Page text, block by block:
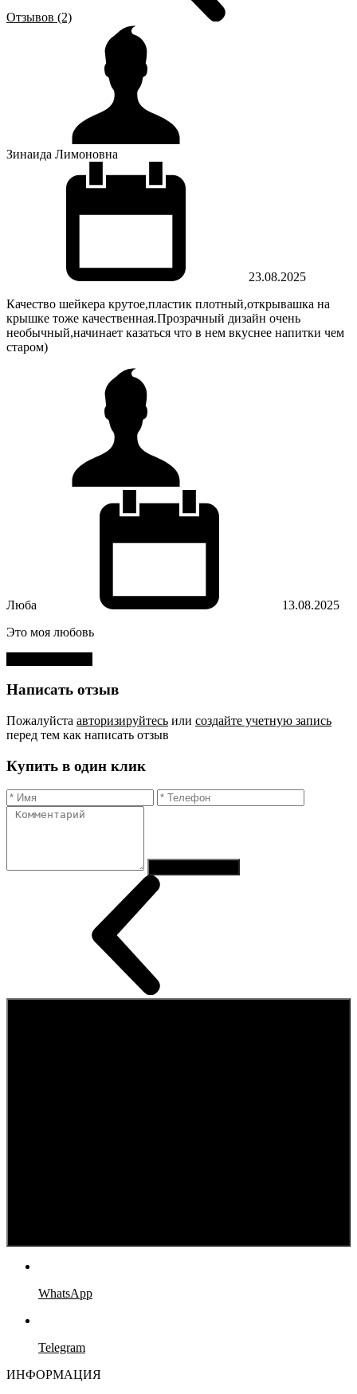
Отзывов (2)
Зинаида Лимоновна
23.08.2025
Качество шейкера крутое,пластик плотный,открывашка на
крышке тоже качественная.Прозрачный дизайн очень
необычный,начинает казаться что в нем вкуснее напитки чем
старом)
Люба
13.08.2025
Это моя любовь
Написать отзыв
Пожалуйста авторизируйтесь или создайте учетную запись
перед тем как написать отзыв
Купить в один клик
WhatsApp
Telegram
ИНФОРМАЦИЯ